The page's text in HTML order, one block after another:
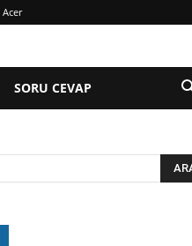
Acer
SORU CEVAP